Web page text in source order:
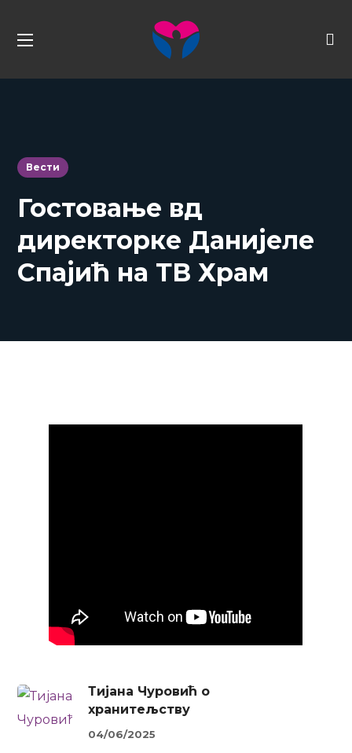
Вести
Гостовање вд
директорке Данијеле
Спајић на ТВ Храм
Тијана Чуровић о
хранитељству
04/06/2025